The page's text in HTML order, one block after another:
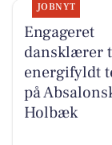
JOBNYT
Engageret
dansklærer
energifyldt
på
Holbæk